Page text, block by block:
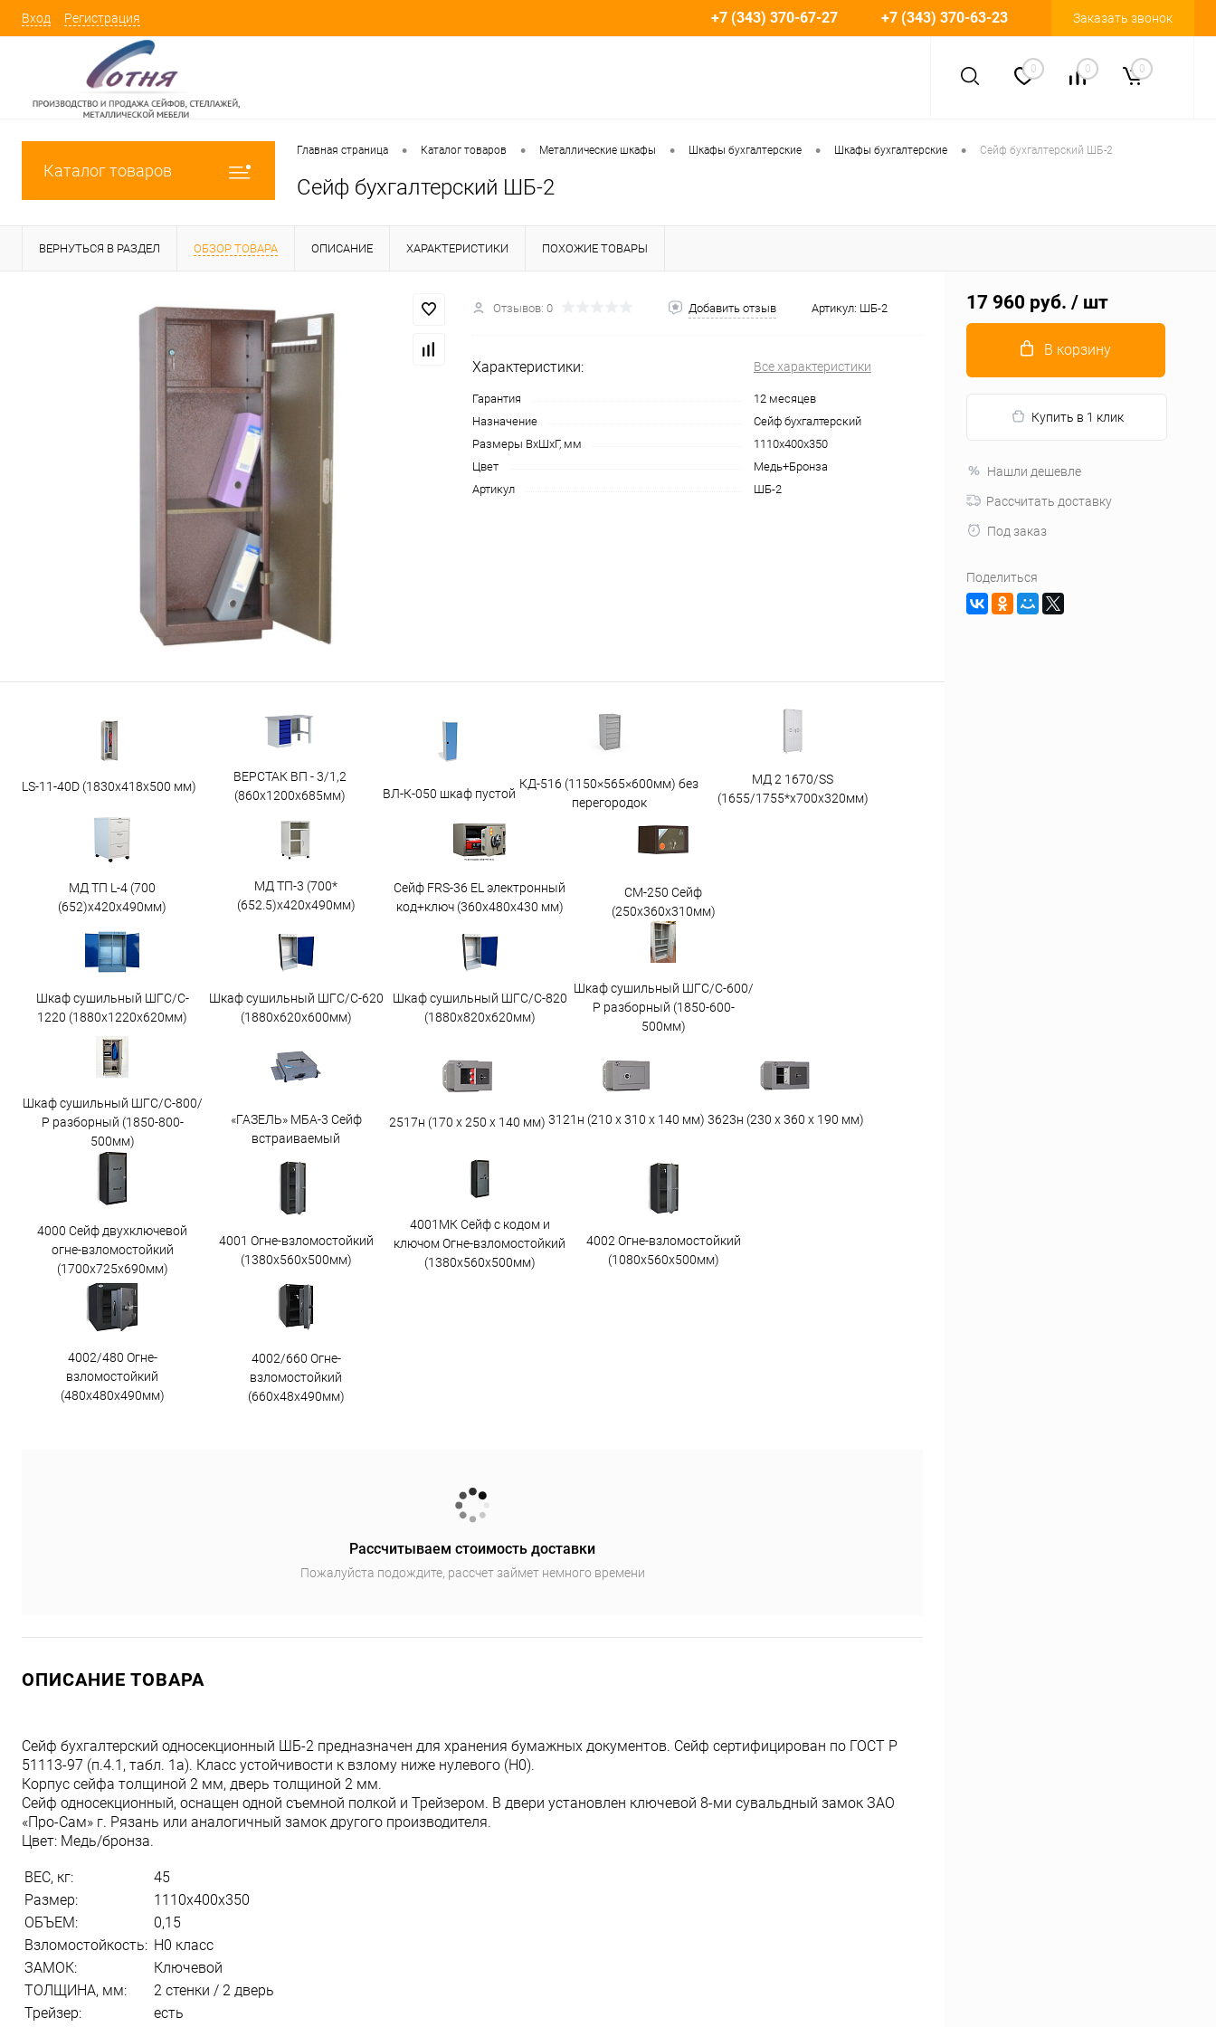
Вход Регистрация +7 (343) 370-67-27 +7 (343) 370-63-23 Заказать звонок
0 0 0
Каталог товаров
Главная страница • Каталог товаров • Металлические шкафы • Шкафы бухгалтерские • Шкафы бухгалтерские • Сейф бухгалтерский ШБ-2
Сейф бухгалтерский ШБ-2
ВЕРНУТЬСЯ В РАЗДЕЛ ОБЗОР ТОВАРА ОПИСАНИЕ ХАРАКТЕРИСТИКИ ПОХОЖИЕ ТОВАРЫ
Отзывов: 0 Добавить отзыв Артикул: ШБ-2
Характеристики: Все характеристики
Гарантия
12 месяцев
Назначение
Сейф бухгалтерский
Размеры ВхШхГ, мм
1110x400x350
Цвет
Медь+Бронза
Артикул
ШБ-2
LS-11-40D (1830x418x500 мм)
ВЕРСТАК ВП - 3/1,2
(860х1200х685мм)
ВЛ-К-050 шкаф пустой
КД-516 (1150×565×600мм) без
перегородок
МД 2 1670/SS
(1655/1755*x700x320мм)
МД ТП L-4 (700
(652)x420x490мм)
МД ТП-3 (700*
(652.5)x420x490мм)
Сейф FRS-36 EL электронный
код+ключ (360x480x430 мм)
СМ-250 Сейф
(250х360х310мм)
Шкаф сушильный ШГС/C-
1220 (1880x1220x620мм)
Шкаф сушильный ШГС/C-620
(1880x620x600мм)
Шкаф сушильный ШГС/C-820
(1880x820x620мм)
Шкаф сушильный ШГС/С-600/
Р разборный (1850-600-
500мм)
Шкаф сушильный ШГС/С-800/
Р разборный (1850-800-
500мм)
«ГАЗЕЛЬ» МБА-3 Сейф
встраиваемый
2517н (170 х 250 х 140 мм) 3121н (210 х 310 х 140 мм) 3623н (230 х 360 х 190 мм)
4000 Сейф двухключевой
огне-взломостойкий
(1700х725х690мм)
4001 Огне-взломостойкий
(1380х560х500мм)
4001МК Сейф с кодом и
ключом Огне-взломостойкий
(1380х560х500мм)
4002 Огне-взломостойкий
(1080х560х500мм)
4002/480 Огне-
взломостойкий
(480х480х490мм)
4002/660 Огне-
взломостойкий
(660х48х490мм)
Рассчитываем стоимость доставки
Пожалуйста подождите, рассчет займет немного времени
ОПИСАНИЕ ТОВАРА
Сейф бухгалтерский односекционный ШБ-2 предназначен для хранения бумажных документов. Сейф сертифицирован по ГОСТ Р
51113-97 (п.4.1, табл. 1а). Класс устойчивости к взлому ниже нулевого (Н0).
Корпус сейфа толщиной 2 мм, дверь толщиной 2 мм.
Сейф односекционный, оснащен одной съемной полкой и Трейзером. В двери установлен ключевой 8-ми сувальдный замок ЗАО
«Про-Сам» г. Рязань или аналогичный замок другого производителя.
Цвет: Медь/бронза.
ВЕС, кг:
45
Размер:
1110x400x350
ОБЪЕМ:
0,15
Взломостойкость: H0 класс
ЗАМОК:
Ключевой
ТОЛЩИНА, мм:
2 стенки / 2 дверь
Трейзер:
есть
17 960 руб. / шт
В корзину
Купить в 1 клик
Нашли дешевле
Рассчитать доставку
Под заказ
Поделиться